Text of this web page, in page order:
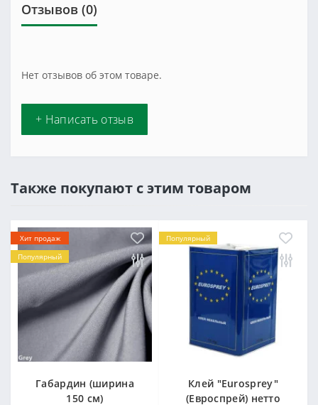
Отзывов (0)
Нет отзывов об этом товаре.
+ Написать отзыв
Также покупают с этим товаром
Хит продаж
Популярный
Габардин (ширина
150 см)
Популярный
Клей "Eurosprey"
(Евроспрей) нетто